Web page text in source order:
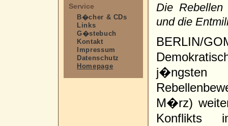
Service
B�cher & CDs
Links
G�stebuch
Kontakt
Impressum
Datenschutz
Homepage
Die
und die
BERLIN/
M�rz)
Konflikts